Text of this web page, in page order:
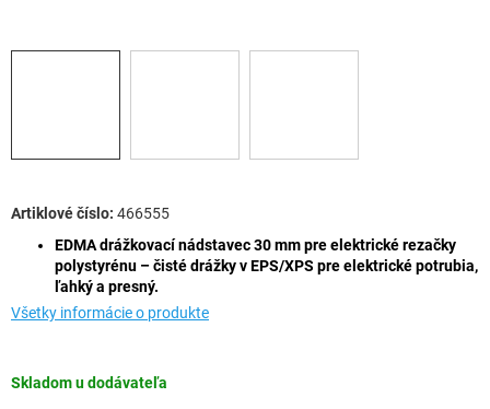
Skladom u dodávateľa
EDMA drážkovací nádstavec 30 mm pre elektrické rezačky
polystyrénu – čisté drážky v EPS/XPS pre elektrické potrubia,
ľahký a presný.
Všetky informácie o produkte
466555